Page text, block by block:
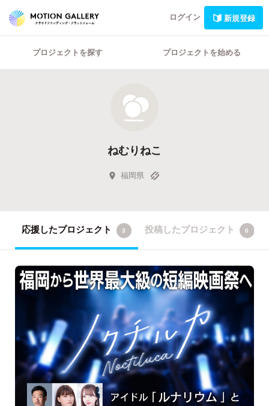
ログイン 新規登録
プロジェクトを探す プロジェクトを始める
ねむりねこ
福岡県
応援したプロジェクト 3 投稿したプロジェクト 0